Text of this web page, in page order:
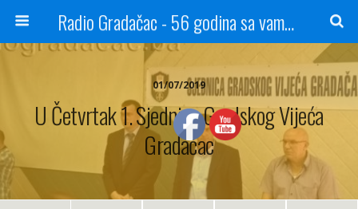
Radio Gradačac - 56 godina sa vama...
01/07/2019
U Četvrtak 1. Sjednica Gradskog Vijeća
Gradačac